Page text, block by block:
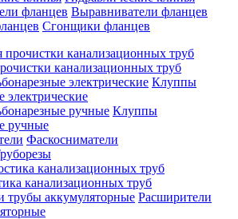
Выравниватели фланцев
Сгонщики фланцев
канализационных труб
Клуппы
электрические
Клуппы
ручные
Фаскосниматели
канализационных труб
Расширители